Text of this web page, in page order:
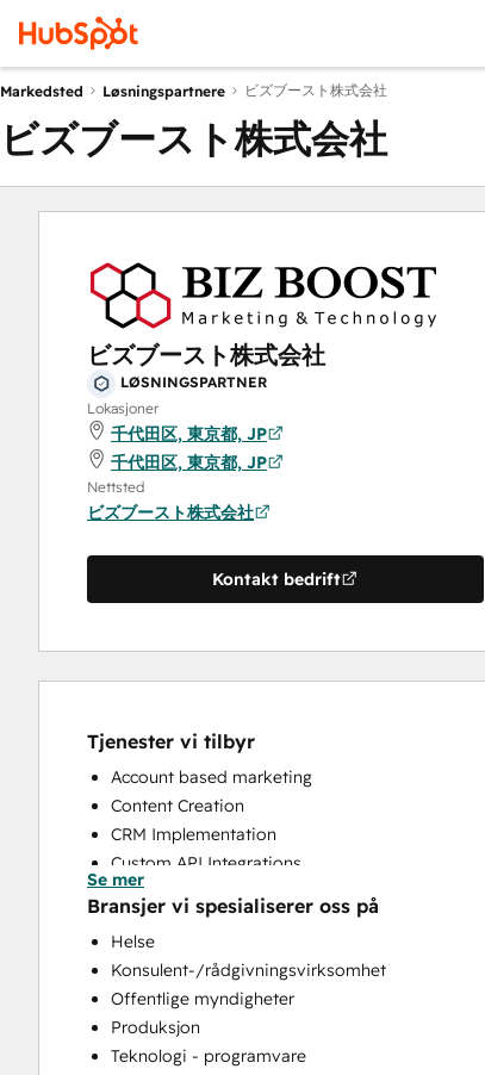
Markedsted Løsningspartnere ビズブースト株式会社
ビズブースト株式会社
ビズブースト株式会社
LØSNINGSPARTNER
Lokasjoner
千代田区, 東京都, JP
千代田区, 東京都, JP
Nettsted
ビズブースト株式会社
Kontakt bedrift
Tjenester vi tilbyr
Account based marketing
Content Creation
CRM Implementation
Custom API Integrations
Email Marketing
HubSpot Onboarding
Knowledge Base Development
Paid Advertising
Sales and Marketing Alignment
Video Production
Website Design
Se mer
Bransjer vi spesialiserer oss på
Helse
Konsulent-/rådgivningsvirksomhet
Offentlige myndigheter
Produksjon
Teknologi - programvare